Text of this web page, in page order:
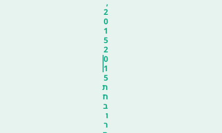
,
2
0
1
5
2
0
1
5
ת
ח
ב
ו
ר